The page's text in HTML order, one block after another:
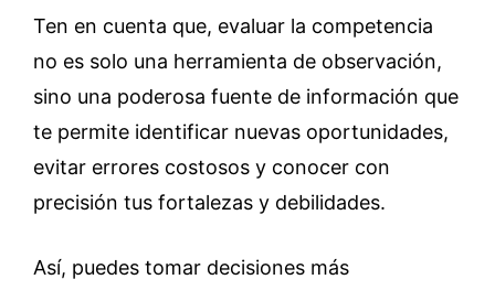
Ten en cuenta que, evaluar la competencia
no es solo una herramienta de observación,
sino una poderosa fuente de información que
te permite identificar nuevas oportunidades,
evitar errores costosos y conocer con
precisión tus fortalezas y debilidades.
Así, puedes tomar decisiones más